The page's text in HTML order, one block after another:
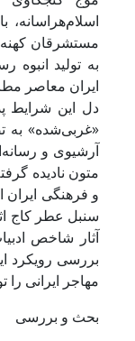
اسلام‌هراسانه،
مستشرقان
به تولید
ایران معاصر
دل این شرایط
«غربی‌شده» به
آرشیوی و
متون نادیده
و فرهنگی
سنبل عطر کاج
آثار شاخص
بررسی رویکرد
مهاجر ایرانی
بحث و بررسی